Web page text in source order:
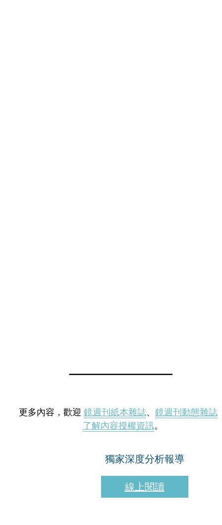
更多內容，歡迎 鏡週刊紙本雜誌、 鏡週刊動態雜誌
了解內容授權資訊。
獨家深度分析報導
線上閱讀